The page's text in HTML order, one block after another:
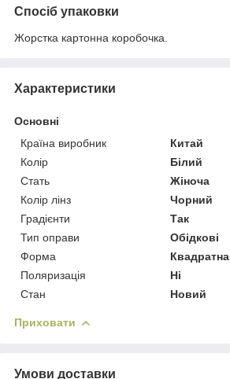
Спосіб упаковки
Жорстка картонна коробочка.
Характеристики
Основні
Країна виробник
Китай
Колір
Білий
Стать
Жіноча
Колір лінз
Чорний
Градієнти
Так
Тип оправи
Обідкові
Форма
Квадратна
Поляризація
Ні
Стан
Новий
Приховати
Умови доставки